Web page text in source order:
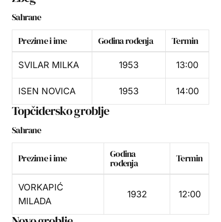
Sahrane
Prezime i ime
Godina rođenja Termin
SVILAR MILKA 1953 13:00
ISEN NOVICA 1953 14:00
Topčidersko groblje
Sahrane
Prezime i ime Godina
rođenja Termin
VORKAPIĆ
MILADA
1932 12:00